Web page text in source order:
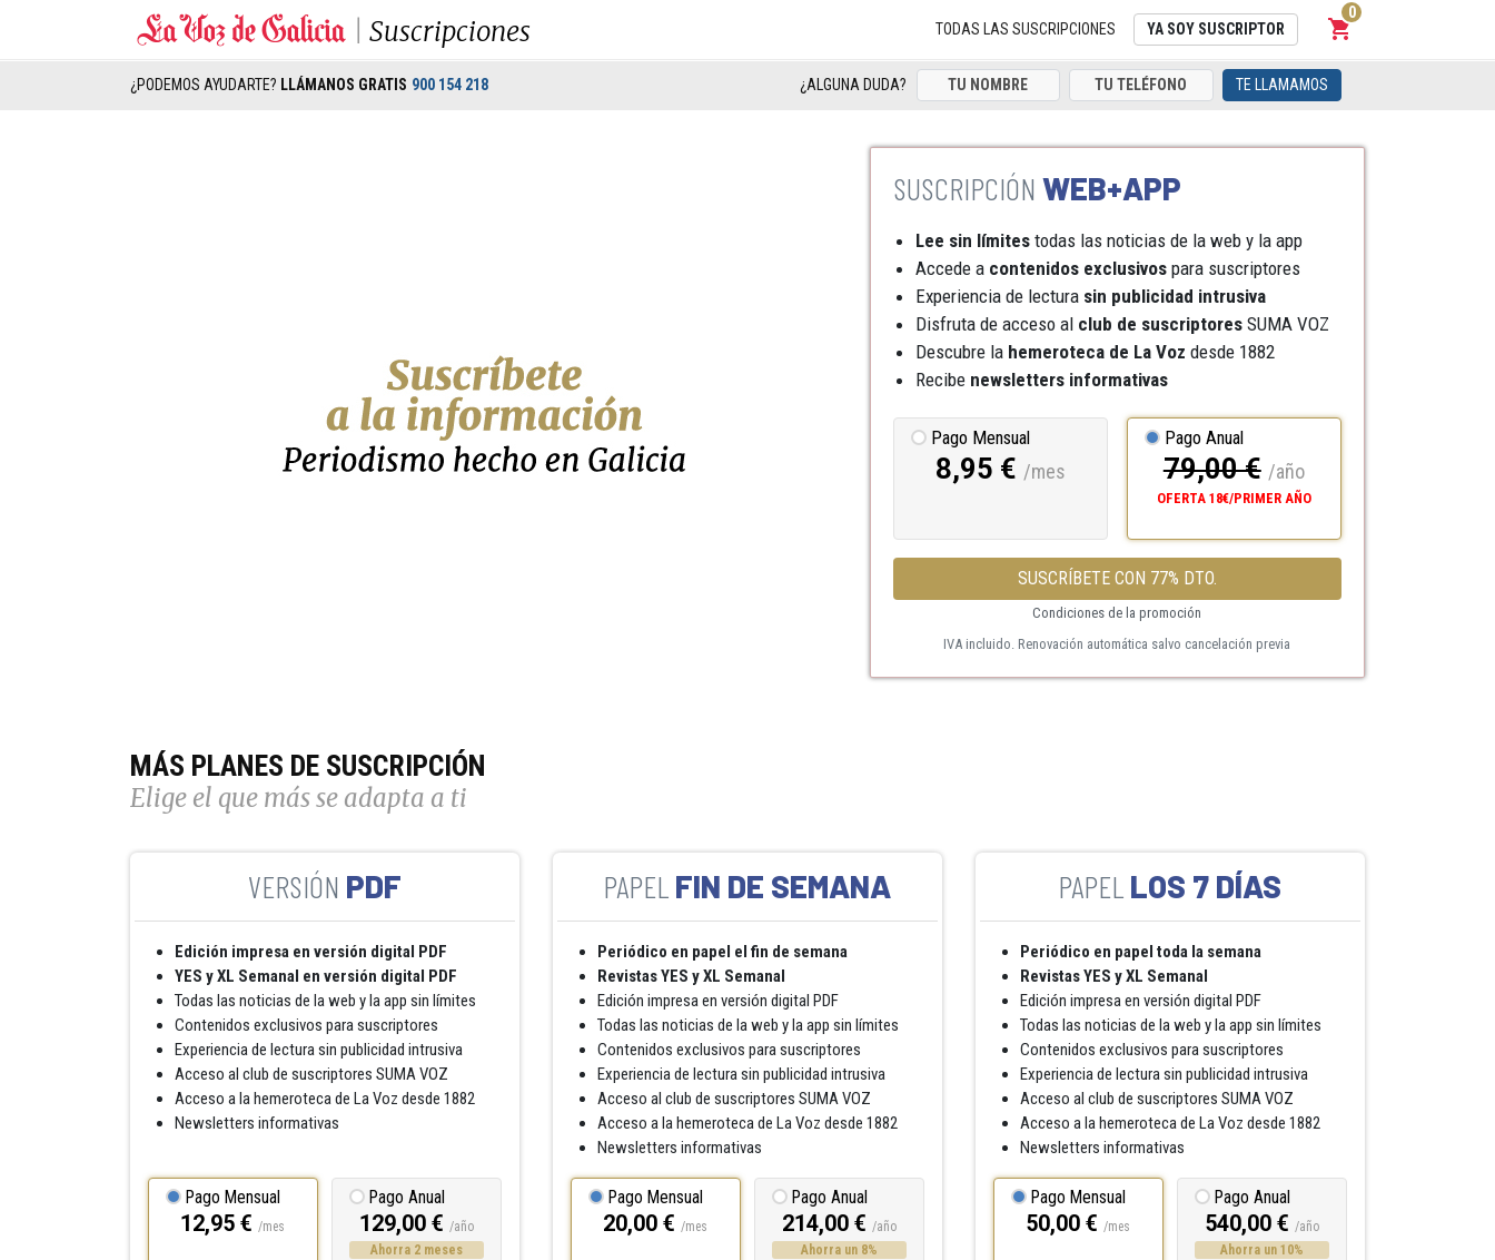
Suscripciones TODAS LAS SUSCRIPCIONES YA SOY SUSCRIPTOR shopping_cart
Carrito
0
¿PODEMOS AYUDARTE? LLÁMANOS GRATIS 900 154 218 ¿ALGUNA DUDA? TE LLAMAMOS
WEB+APP
Lee sin límitestodas las noticias de la web y la app
Accede acontenidos exclusivospara suscriptores
Experiencia de lecturasin publicidad intrusiva
Disfruta de acceso alclub de suscriptoresSUMA VOZ
Descubre lahemerotecade La Voz desde 1882
Recibe newsletters informativas
Pago Mensual
8,95 € /mes
Pago Anual
79,00 € /año
OFERTA 18€/PRIMER AÑO
SUSCRÍBETE CON 77% DTO.
Condiciones de la promoción
IVA incluido. Renovación automática salvo cancelación previa
MÁS PLANES DE SUSCRIPCIÓN
Elige el que más se adapta a ti
PDF
Edición impresa en versión digital PDF
YES y XL Semanal en versión digital PDF
Todas las noticias de la web y la app sin límites
Contenidos exclusivos para suscriptores
Experiencia de lectura sin publicidad intrusiva
Acceso al club de suscriptores SUMA VOZ
Acceso a la hemeroteca de La Voz desde 1882
Newsletters informativas
Pago Mensual
12,95 €/mes
Pago Anual
129,00 €/año
Ahorra 2 meses
FIN DE SEMANA
Periódico en papel el fin de semana
Revistas YES y XL Semanal
Edición impresa en versión digital PDF
Todas las noticias de la web y la app sin límites
Contenidos exclusivos para suscriptores
Experiencia de lectura sin publicidad intrusiva
Acceso al club de suscriptores SUMA VOZ
Acceso a la hemeroteca de La Voz desde 1882
Newsletters informativas
Pago Mensual
20,00 €/mes
Pago Anual
214,00 €/año
Ahorra un 8%
LOS 7 DÍAS
Periódico en papel toda la semana
Revistas YES y XL Semanal
Edición impresa en versión digital PDF
Todas las noticias de la web y la app sin límites
Contenidos exclusivos para suscriptores
Experiencia de lectura sin publicidad intrusiva
Acceso al club de suscriptores SUMA VOZ
Acceso a la hemeroteca de La Voz desde 1882
Newsletters informativas
Pago Mensual
50,00 €/mes
Pago Anual
540,00 €/año
Ahorra un 10%